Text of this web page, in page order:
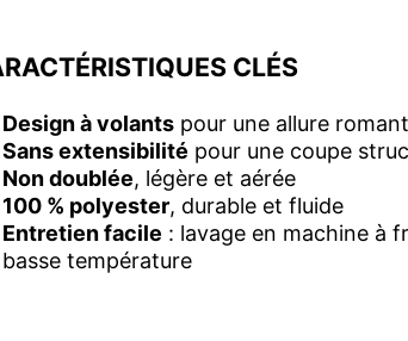
CLÉS
Design à volants pour une allure
Sans extensibilité pour une coupe
Non doublée, légère et aérée
100 % polyester, durable et fluide
Entretien facile : lavage en machine à
basse température